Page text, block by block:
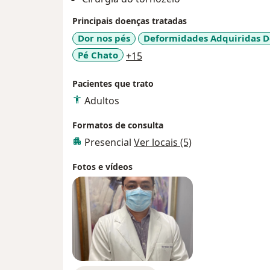
- Membro titular da Associação Brasileira
Tornozelo e Pé - ABTPé (2017)
- Membro da Federação Latino Americana
Pé - FLAMeCiPP (2017)
- Proficiência em técnica cirúrgica
Principais doenças tratadas
Dor nos pés Deformidades Adquiridas
Pé Chato
+15a11y_sr_more_diseases
Pacientes que trato
Adultos
Formatos de consulta
Presencial Ver locais (5)
Fotos e vídeos